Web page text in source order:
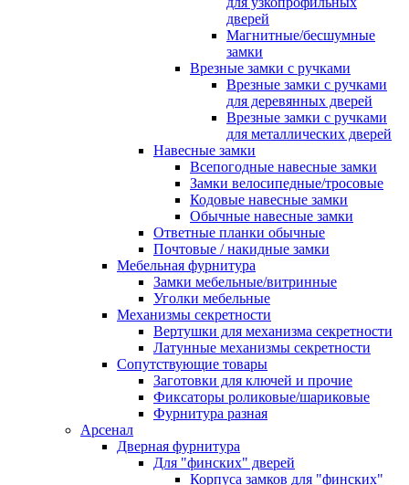
дверей
Магнитные/бесшумные
замки
Врезные замки с ручками
Врезные замки с ручками
для деревянных дверей
Врезные замки с ручками
для металлических дверей
Навесные замки
Всепогодные навесные замки
Замки велосипедные/тросовые
Кодовые навесные замки
Обычные навесные замки
Ответные планки обычные
Почтовые / накидные замки
Мебельная фурнитура
Замки мебельные/витринные
Уголки мебельные
Механизмы секретности
Вертушки для механизма секретности
Латунные механизмы секретности
Сопутствующие товары
Заготовки для ключей и прочие
Фиксаторы роликовые/шариковые
Фурнитура разная
Арсенал
Дверная фурнитура
Для "финских" дверей
Корпуса замков для "финских"